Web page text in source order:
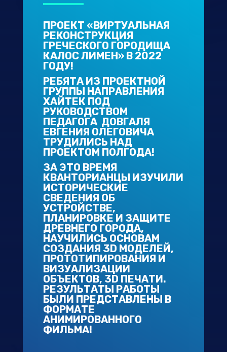
ПРОЕКТ «ВИРТУАЛЬНАЯ
РЕКОНСТРУКЦИЯ
ГРЕЧЕСКОГО ГОРОДИЩА
КАЛОС ЛИМЕН» В 2022
ГОДУ!
РЕБЯТА ИЗ ПРОЕКТНОЙ
ГРУППЫ НАПРАВЛЕНИЯ
ХАЙТЕК ПОД
РУКОВОДСТВОМ
ПЕДАГОГА ДОВГАЛЯ
ЕВГЕНИЯ ОЛЕГОВИЧА
ТРУДИЛИСЬ НАД
ПРОЕКТОМ ПОЛГОДА!
ЗА ЭТО ВРЕМЯ
КВАНТОРИАНЦЫ ИЗУЧИЛИ
ИСТОРИЧЕСКИЕ
СВЕДЕНИЯ ОБ
УСТРОЙСТВЕ,
ПЛАНИРОВКЕ И ЗАЩИТЕ
ДРЕВНЕГО ГОРОДА,
НАУЧИЛИСЬ ОСНОВАМ
СОЗДАНИЯ 3D МОДЕЛЕЙ,
ПРОТОТИПИРОВАНИЯ И
ВИЗУАЛИЗАЦИИ
ОБЪЕКТОВ, 3D ПЕЧАТИ.
РЕЗУЛЬТАТЫ РАБОТЫ
БЫЛИ ПРЕДСТАВЛЕНЫ В
ФОРМАТЕ
АНИМИРОВАННОГО
ФИЛЬМА!